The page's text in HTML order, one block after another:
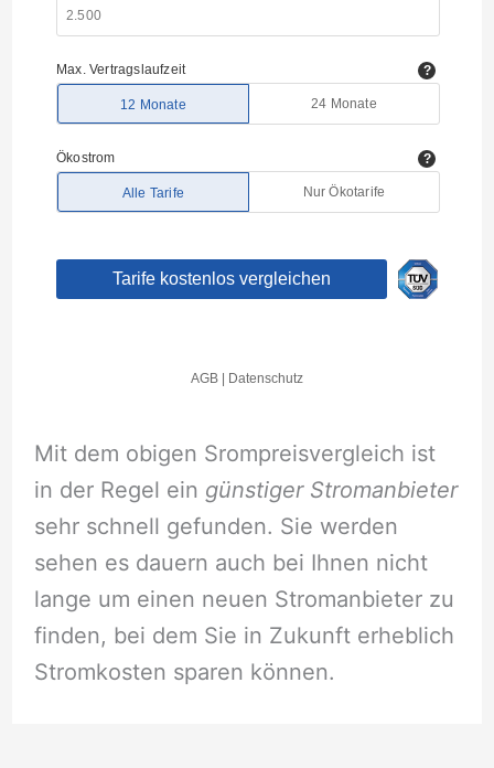
Mit dem obigen Srompreisvergleich ist
in der Regel ein günstiger Stromanbieter
sehr schnell gefunden. Sie werden
sehen es dauern auch bei Ihnen nicht
lange um einen neuen Stromanbieter zu
finden, bei dem Sie in Zukunft erheblich
Stromkosten sparen können.